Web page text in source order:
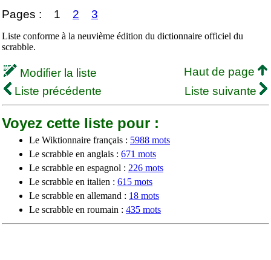
Pages : 1 2 3
Liste conforme à la neuvième édition du dictionnaire officiel du
scrabble.
Modifier la liste
Haut de page
Liste précédente
Liste suivante
Voyez cette liste pour :
Le Wiktionnaire français : 5988 mots
Le scrabble en anglais : 671 mots
Le scrabble en espagnol : 226 mots
Le scrabble en italien : 615 mots
Le scrabble en allemand : 18 mots
Le scrabble en roumain : 435 mots